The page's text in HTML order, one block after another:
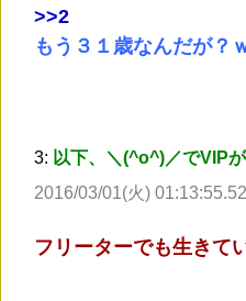
>>2
もう３１歳なんだが？
3: 以下、＼(^o^)／でVIP
2016/03/01(火)
フリーターでも生きて